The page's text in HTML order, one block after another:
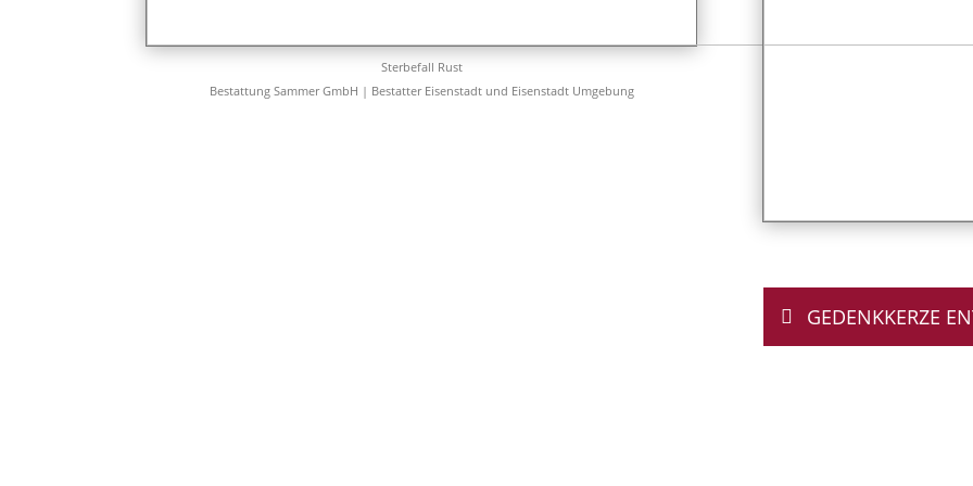
Sterbefall Rust
Bestattung Sammer GmbH | Bestatter Eisenstadt und Eisenstadt Umgebung
GEDENKKERZE